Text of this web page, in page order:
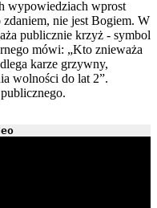
wypowiedziach wprost
nie jest Bogiem. W
publicznie krzyż - symbol
mówi: „Kto znieważa
karze grzywny,
wolności do lat 2”.